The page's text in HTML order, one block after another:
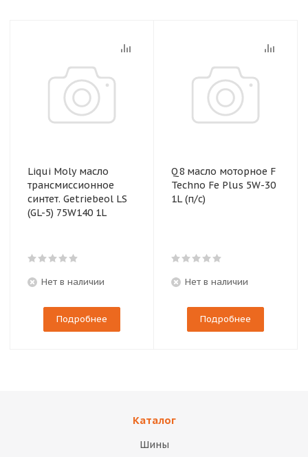
Liqui Moly масло
трансмиссионное
синтет. Getriebeol LS
(GL-5) 75W140 1L
Нет в наличии
Подробнее
Q8 масло моторное F
Techno Fe Plus 5W-30
1L (п/с)
Нет в наличии
Подробнее
Каталог
Шины